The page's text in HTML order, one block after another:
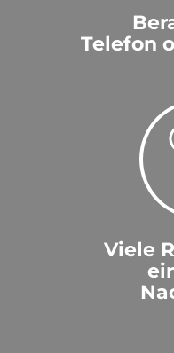
Telefon
Viele